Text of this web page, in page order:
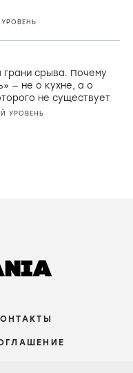
срыва. Почему
— не о кухне, а о
не существует
УРОВЕНЬ